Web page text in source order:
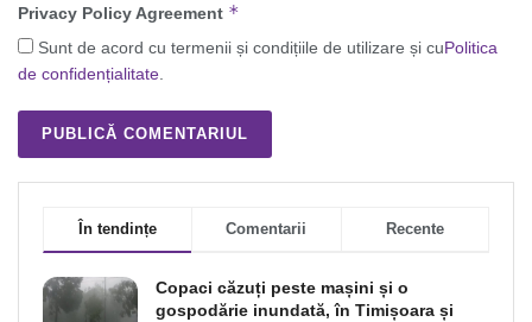
Privacy Policy Agreement *
Sunt de acord cu termenii și condițiile de utilizare și cuPolitica
de confidențialitate.
În tendințe Comentarii Recente
Copaci căzuți peste mașini și o
gospodărie inundată, în Timișoara și